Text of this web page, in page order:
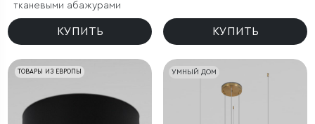
тканевыми абажурами
КУПИТЬ КУПИТЬ
ТОВАРЫ ИЗ ЕВРОПЫ УМНЫЙ ДОМ